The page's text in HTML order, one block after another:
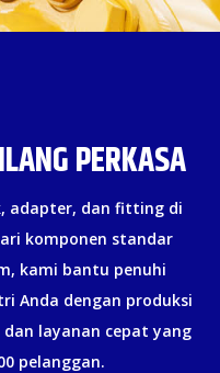
PERKASA
adapter, dan fitting di
komponen standar
kami bantu penuhi
Anda dengan produksi
layanan cepat yang
pelanggan.